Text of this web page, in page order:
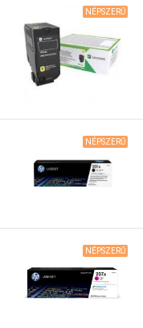
NÉPSZERŰ
NÉPSZERŰ
NÉPSZERŰ